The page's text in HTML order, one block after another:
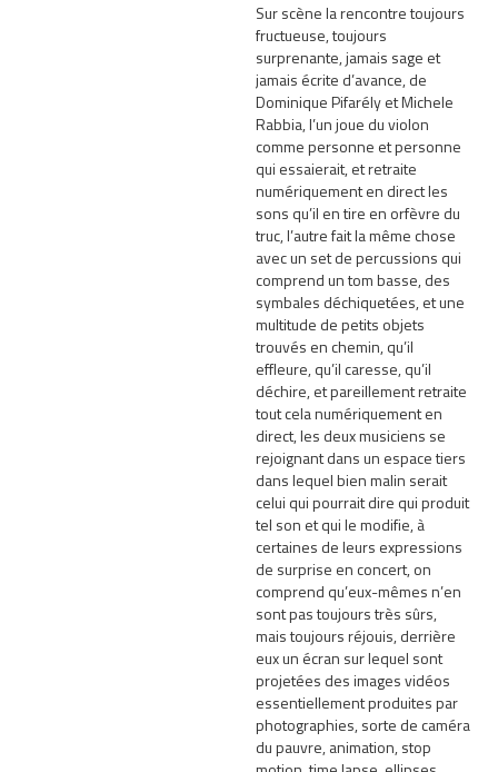
Sur scène la rencontre toujours
fructueuse, toujours
surprenante, jamais sage et
jamais écrite d’avance, de
Dominique Pifarély et Michele
Rabbia, l’un joue du violon
comme personne et personne
qui essaierait, et retraite
numériquement en direct les
sons qu’il en tire en orfèvre du
truc, l’autre fait la même chose
avec un set de percussions qui
comprend un tom basse, des
symbales déchiquetées, et une
multitude de petits objets
trouvés en chemin, qu’il
effleure, qu’il caresse, qu’il
déchire, et pareillement retraite
tout cela numériquement en
direct, les deux musiciens se
rejoignant dans un espace tiers
dans lequel bien malin serait
celui qui pourrait dire qui produit
tel son et qui le modifie, à
certaines de leurs expressions
de surprise en concert, on
comprend qu’eux-mêmes n’en
sont pas toujours très sûrs,
mais toujours réjouis, derrière
eux un écran sur lequel sont
projetées des images vidéos
essentiellement produites par
photographies, sorte de caméra
du pauvre, animation, stop